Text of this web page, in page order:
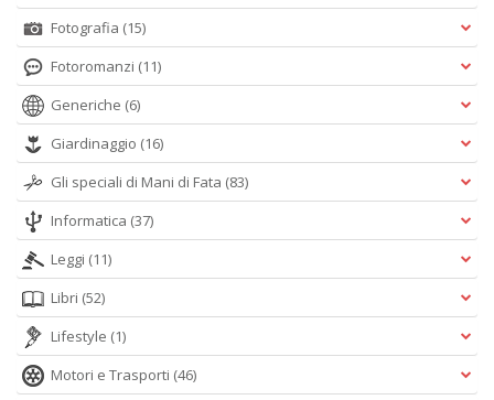
Fotografia (15)
Fotoromanzi (11)
Generiche (6)
Giardinaggio (16)
Gli speciali di Mani di Fata (83)
Informatica (37)
Leggi (11)
Libri (52)
Lifestyle (1)
Motori e Trasporti (46)